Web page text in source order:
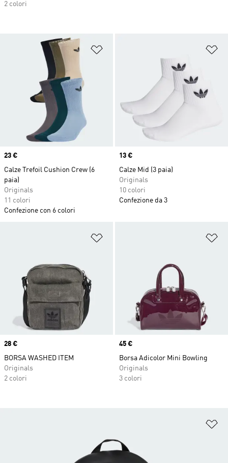
Aggiungi alla lista dei desideri
Price
23 €
Calze Trefoil Cushion Crew (6
paia)
Originals
11 colori
Confezione con 6 colori
Price
13 €
Calze Mid (3 paia)
Originals
10 colori
Confezione da 3
Aggiungi alla lista dei desideri
Price
28 €
BORSA WASHED ITEM
Originals
2 colori
Price
45 €
Borsa Adicolor Mini Bowling
Originals
3 colori
2 colori